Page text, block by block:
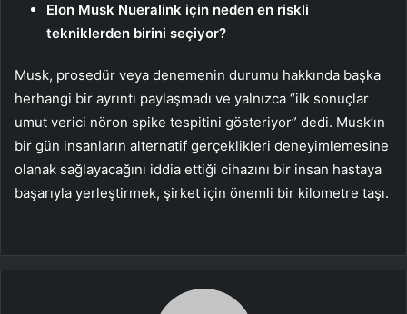
Elon Musk Nueralink için neden en riskli
tekniklerden birini seçiyor?
Musk, prosedür veya denemenin durumu hakkında başka
herhangi bir ayrıntı paylaşmadı ve yalnızca “ilk sonuçlar
umut verici nöron spike tespitini gösteriyor” dedi. Musk’ın
bir gün insanların alternatif gerçeklikleri deneyimlemesine
olanak sağlayacağını iddia ettiği cihazını bir insan hastaya
başarıyla yerleştirmek, şirket için önemli bir kilometre taşı.